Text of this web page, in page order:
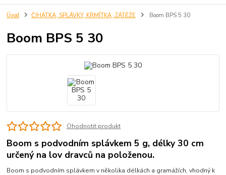
Úvod ČIHÁTKA, SPLÁVKY, KRMÍTKA, ZÁTĚŽE Boom BPS 5 30
Boom BPS 5 30
Ohodnotit produkt
Boom s podvodním splávkem 5 g, délky 30 cm
určený na lov dravců na položenou.
Boom s podvodním splávkem v několika délkách a gramážích, vhodný k